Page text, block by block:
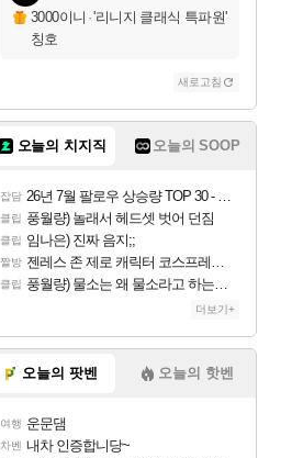
3000이니 ·'리니지 클래식 특파원'
칭호
새로고침
오늘의 치지직 오늘의 SOOP
잡담 26년 7월 팔로우 상승량 TOP 30 - 월간 치지직
클립 풍월량) 놀래서 헤드셋 벗어 던짐
클립 임나은) 진짜 음지;;
짤방 젠레스 존 제로 캐릭터 코스프레한 꽁주
클립 풍월량) 물소는 왜 물소라고 하는거야? 아! 그만 ㅋㅋ 알았어 ㅋㅋ
더보기+
오늘의 팟벤 오늘의 핫벤
여행 운문댐
차벤 내차 인증합니당~